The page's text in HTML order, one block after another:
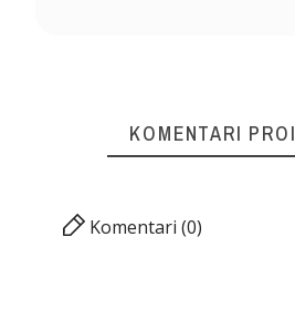
KOMENTARI
Komentari (0)